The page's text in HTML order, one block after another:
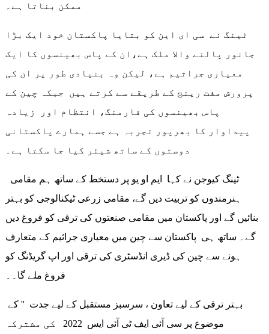
ممکن بناتا ہے۔
ٹینگ نے سی ای این کو بتایا پاکستان خود ایک بڑا
جانور پالنے والا ملک ہے،ان کے پاس بھینسوں کا ایک
معیاری جراثیم ہے، لیکن وہ بنیادی طور پر ان کی
پرورش مفت رینج کے طریقے سے کرتے ہیں جبکہ چین کے
پاس بھینسوں کی فارمنگ، انتظام اور زیادہ
پیداوار کا بھرپور تجربہ ہے جسے ہمارے پاکستانی
دوستوں کے ساتھ شیئر کیا جا سکتا ہے۔
ہنرمندوں کو تربیت دیں گے، مقامی زرعی ٹیکنالوجی کو بہتر
بنائیں گے اور پاکستان میں مقامی صنعتوں کی ترقی کو فروغ دیں
گے۔ ساتھ ہی پاکستان سے چین میں معیاری جراثیم کے متعارف
ہونے سے چین کی ڈیری انڈسٹری کی ترقی اور اپ گریڈنگ کو
فروغ ملے گا۔۔
موضوع پر سی آئی ایف ٹی آئی ایس 2022 کی مشترکہ